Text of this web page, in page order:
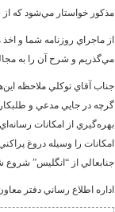
مذکور خواستار مي‌شود که از سوي مراجع رسمي
از ماجراي روزنامه شما و
مي‌گذريم و شرح آن را به
جناب آقاي توکلي ملاحظه
گرچه در جايي مدعي و
بهره‌گيري از امکانات
امکانات را وسيله دروغ
جنابعالي از “انگليس” شروع
اداره اطلاع رساني دفتر